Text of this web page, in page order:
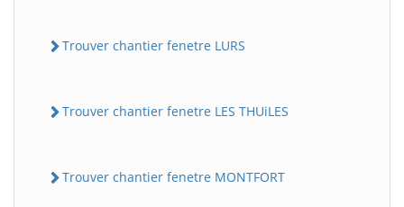
Trouver chantier fenetre LURS
Trouver chantier fenetre LES THUiLES
Trouver chantier fenetre MONTFORT